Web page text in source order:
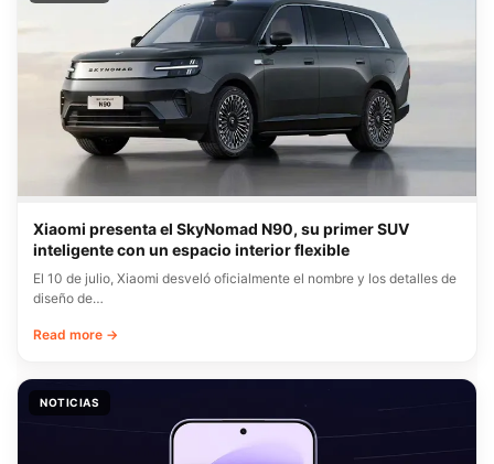
Xiaomi presenta el SkyNomad N90, su primer SUV
inteligente con un espacio interior flexible
El 10 de julio, Xiaomi desveló oficialmente el nombre y los detalles de
diseño de…
Read more →
NOTICIAS